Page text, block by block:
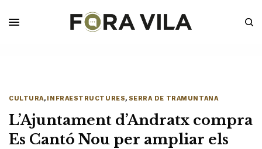
CULTURA, INFRAESTRUCTURES, SERRA DE TRAMUNTANA
L’Ajuntament d’Andratx compra
Es Cantó Nou per ampliar els